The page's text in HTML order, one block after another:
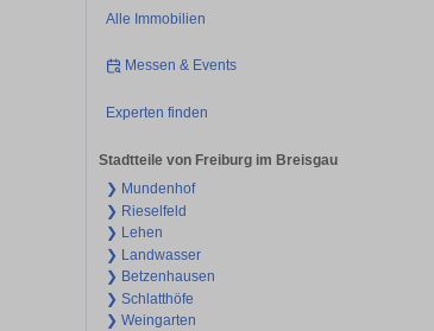
Alle Immobilien
Messen & Events
Experten finden
Stadtteile von Freiburg im Breisgau
❯ Mundenhof
❯ Rieselfeld
❯ Lehen
❯ Landwasser
❯ Betzenhausen
❯ Schlatthöfe
❯ Weingarten